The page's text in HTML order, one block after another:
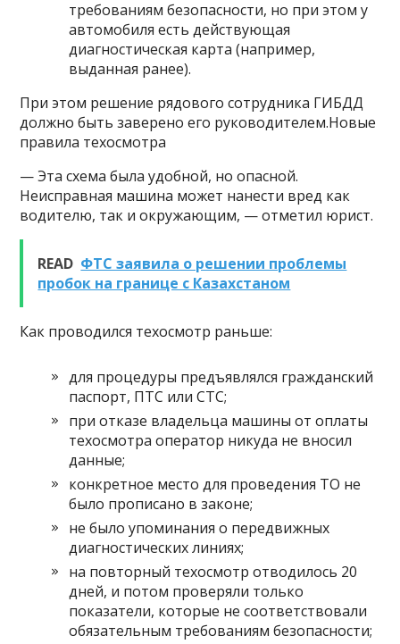
требованиям безопасности, но при этом у
автомобиля есть действующая
диагностическая карта (например,
выданная ранее).
При этом решение рядового сотрудника ГИБДД
должно быть заверено его руководителем.Новые
правила техосмотра
— Эта схема была удобной, но опасной.
Неисправная машина может нанести вред как
водителю, так и окружающим, — отметил юрист.
READ ФТС заявила о решении проблемы
пробок на границе с Казахстаном
Как проводился техосмотр раньше:
для процедуры предъявлялся гражданский
паспорт, ПТС или СТС;
при отказе владельца машины от оплаты
техосмотра оператор никуда не вносил
данные;
конкретное место для проведения ТО не
было прописано в законе;
не было упоминания о передвижных
диагностических линиях;
на повторный техосмотр отводилось 20
дней, и потом проверяли только
показатели, которые не соответствовали
обязательным требованиям безопасности;